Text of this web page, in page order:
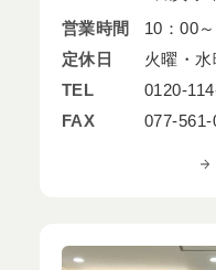
営業時間
10：00
定休日
火曜・水
TEL
0120-
FAX
077-561-